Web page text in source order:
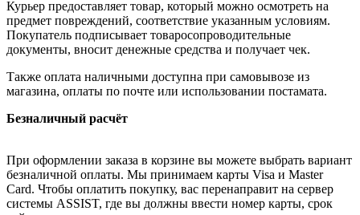
Курьер предоставляет товар, который можно осмотреть на
предмет повреждений, соответствие указанным условиям.
Покупатель подписывает товаросопроводительные
документы, вносит денежные средства и получает чек.
Также оплата наличными доступна при самовывозе из
магазина, оплаты по почте или использовании постамата.
Безналичный расчёт
При оформлении заказа в корзине вы можете выбрать вариант
безналичной оплаты. Мы принимаем карты Visa и Master
Card. Чтобы оплатить покупку, вас перенаправит на сервер
системы ASSIST, где вы должны ввести номер карты, срок